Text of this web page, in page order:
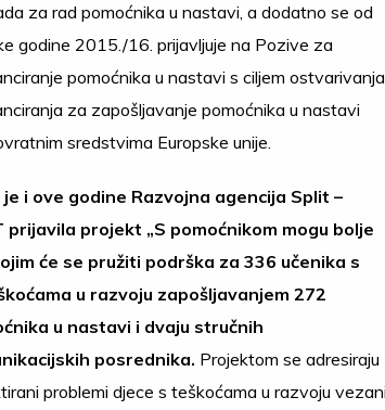
za rad pomoćnika u nastavi, a dodatno se od
godine 2015./16. prijavljuje na Pozive za
pomoćnika u nastavi s ciljem ostvarivanja
za zapošljavanje pomoćnika u nastavi
sredstvima Europske unije.
je i ove godine Razvojna agencija Split –
prijavila projekt „S pomoćnikom mogu bolje
će se pružiti podrška za 336 učenika s
u razvoju zapošljavanjem 272
u nastavi i dvaju stručnih
posrednika. Projektom se adresiraju
problemi djece s teškoćama u razvoju vezani